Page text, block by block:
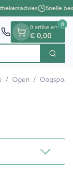
Snelle
Zoek
0 artikelen
€ 0,00
0
/ Ogen /